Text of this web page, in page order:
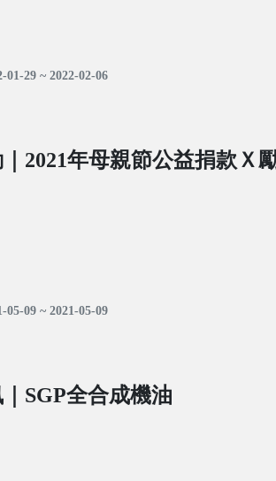
01-29 ~ 2022-02-06
2021年母親節公益捐款Ｘ
05-09 ~ 2021-05-09
SGP全合成機油